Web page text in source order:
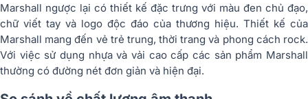
Marshall ngược lại có thiết kế đặc trưng với màu đen chủ đạo,
chữ viết tay và logo độc đáo của thương hiệu. Thiết kế của
Marshall mang đến vẻ trẻ trung, thời trang và phong cách rock.
Với việc sử dụng nhựa và vải cao cấp các sản phẩm Marshall
thường có đường nét đơn giản và hiện đại.